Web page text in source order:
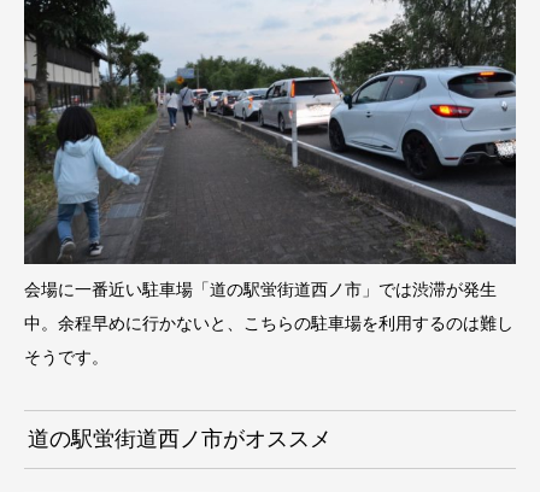
会場に一番近い駐車場「道の駅蛍街道西ノ市」では渋滞が発生
中。余程早めに行かないと、こちらの駐車場を利用するのは難し
そうです。
道の駅蛍街道西ノ市がオススメ